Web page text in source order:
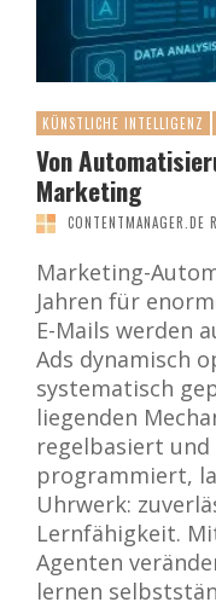
KÜNSTLICHE INTELLIGENZ
Von
Marketing
CONTENTMANAGER.DE
Marketing-
Jahren für
E-Mails werden
Ads dynamisch
systematisch
liegenden
regelbasiert
programmiert,
Uhrwerk:
Lernfähigkeit.
Agenten
lernen